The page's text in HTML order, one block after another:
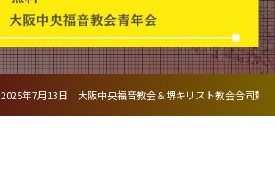
2025年7月13日 大阪中央福音教会＆堺キリスト教会合同賛